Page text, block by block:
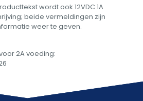
wordt ook 12VDC 1A
beide vermeldingen zijn
weer te geven.
2A voeding: